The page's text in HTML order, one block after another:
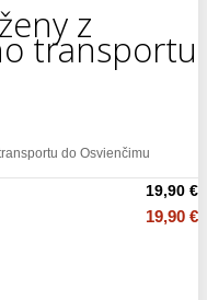
z
transportu
do Osvienčimu
19,90 €
19,90 €